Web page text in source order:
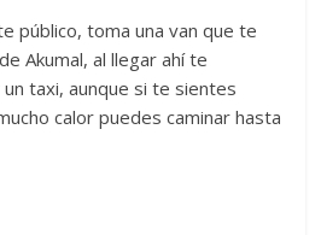
público, toma una van que te
Akumal, al llegar ahí te
taxi, aunque si te sientes
calor puedes caminar hasta